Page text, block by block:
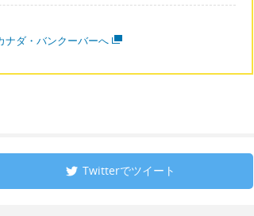
ナダ・バンクーバーへ
Twitterでツイート